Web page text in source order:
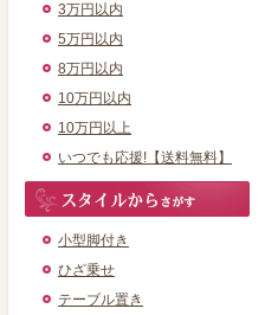
3万円以内
5万円以内
8万円以内
10万円以内
10万円以上
いつでも応援!【送料無料】
小型脚付き
ひざ乗せ
テーブル置き